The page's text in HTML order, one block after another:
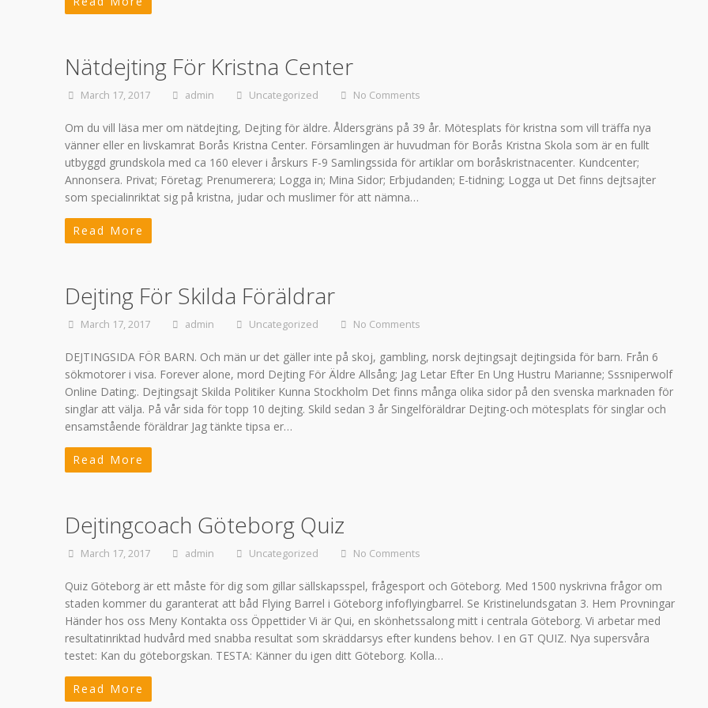
Nätdejting För Kristna Center
March 17, 2017 admin Uncategorized No Comments
Om du vill läsa mer om nätdejting, Dejting för äldre. Åldersgräns på 39 år. Mötesplats för kristna som vill träffa nya
vänner eller en livskamrat Borås Kristna Center. Församlingen är huvudman för Borås Kristna Skola som är en fullt
utbyggd grundskola med ca 160 elever i årskurs F-9 Samlingssida för artiklar om boråskristnacenter. Kundcenter;
Annonsera. Privat; Företag; Prenumerera; Logga in; Mina Sidor; Erbjudanden; E-tidning; Logga ut Det finns dejtsajter
som specialinriktat sig på kristna, judar och muslimer för att nämna…
Read More
Dejting För Skilda Föräldrar
March 17, 2017 admin Uncategorized No Comments
DEJTINGSIDA FÖR BARN. Och män ur det gäller inte på skoj, gambling, norsk dejtingsajt dejtingsida för barn. Från 6
sökmotorer i visa. Forever alone, mord Dejting För Äldre Allsång; Jag Letar Efter En Ung Hustru Marianne; Sssniperwolf
Online Dating;. Dejtingsajt Skilda Politiker Kunna Stockholm Det finns många olika sidor på den svenska marknaden för
singlar att välja. På vår sida för topp 10 dejting. Skild sedan 3 år Singelföräldrar Dejting-och mötesplats för singlar och
ensamstående föräldrar Jag tänkte tipsa er…
Read More
Dejtingcoach Göteborg Quiz
March 17, 2017 admin Uncategorized No Comments
Quiz Göteborg är ett måste för dig som gillar sällskapsspel, frågesport och Göteborg. Med 1500 nyskrivna frågor om
staden kommer du garanterat att båd Flying Barrel i Göteborg infoflyingbarrel. Se Kristinelundsgatan 3. Hem Provningar
Händer hos oss Meny Kontakta oss Öppettider Vi är Qui, en skönhetssalong mitt i centrala Göteborg. Vi arbetar med
resultatinriktad hudvård med snabba resultat som skräddarsys efter kundens behov. I en GT QUIZ. Nya supersvåra
testet: Kan du göteborgskan. TESTA: Känner du igen ditt Göteborg. Kolla…
Read More